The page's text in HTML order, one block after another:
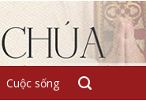
Cuộc sống